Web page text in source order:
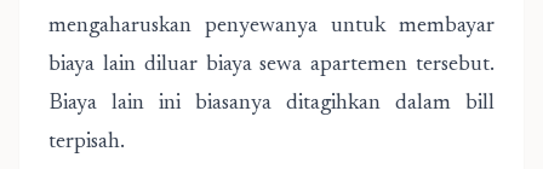
mengaharuskan penyewanya untuk membayar
biaya lain diluar biaya sewa apartemen tersebut.
Biaya lain ini biasanya ditagihkan dalam bill
terpisah.